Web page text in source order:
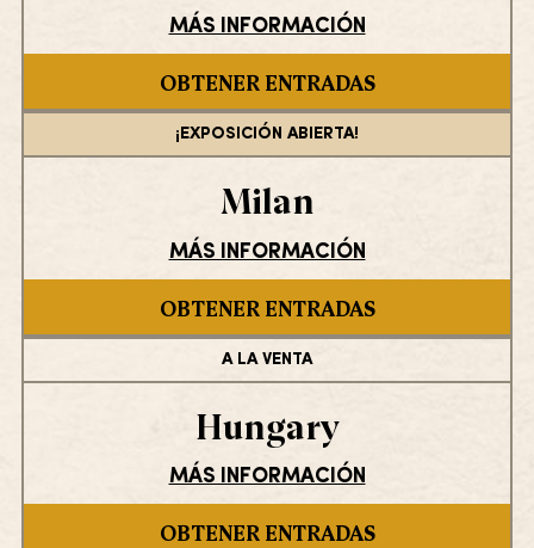
MÁS INFORMACIÓN
OBTENER ENTRADAS
¡EXPOSICIÓN ABIERTA!
Milan
MÁS INFORMACIÓN
OBTENER ENTRADAS
A LA VENTA
Hungary
MÁS INFORMACIÓN
OBTENER ENTRADAS